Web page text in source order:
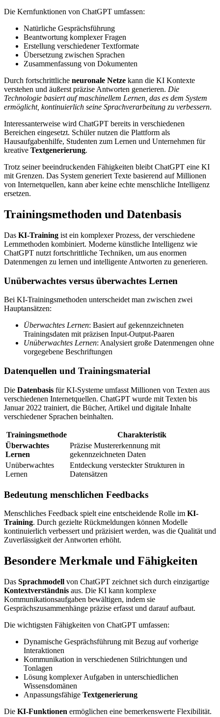
Die Kernfunktionen von ChatGPT umfassen:
Natürliche Gesprächsführung
Beantwortung komplexer Fragen
Erstellung verschiedener Textformate
Übersetzung zwischen Sprachen
Zusammenfassung von Dokumenten
Durch fortschrittliche neuronale Netze kann die KI Kontexte
verstehen und äußerst präzise Antworten generieren. Die
Technologie basiert auf maschinellem Lernen, das es dem System
ermöglicht, kontinuierlich seine Sprachverarbeitung zu verbessern.
Interessanterweise wird ChatGPT bereits in verschiedenen
Bereichen eingesetzt. Schüler nutzen die Plattform als
Hausaufgabenhilfe, Studenten zum Lernen und Unternehmen für
kreative Textgenerierung.
Trotz seiner beeindruckenden Fähigkeiten bleibt ChatGPT eine KI
mit Grenzen. Das System generiert Texte basierend auf Millionen
von Internetquellen, kann aber keine echte menschliche Intelligenz
ersetzen.
Trainingsmethoden und Datenbasis
Das KI-Training ist ein komplexer Prozess, der verschiedene
Lernmethoden kombiniert. Moderne künstliche Intelligenz wie
ChatGPT nutzt fortschrittliche Techniken, um aus enormen
Datenmengen zu lernen und intelligente Antworten zu generieren.
Unüberwachtes versus überwachtes Lernen
Bei KI-Trainingsmethoden unterscheidet man zwischen zwei
Hauptansätzen:
Überwachtes Lernen: Basiert auf gekennzeichneten
Trainingsdaten mit präzisen Input-Output-Paaren
Unüberwachtes Lernen: Analysiert große Datenmengen ohne
vorgegebene Beschriftungen
Datenquellen und Trainingsmaterial
Die Datenbasis für KI-Systeme umfasst Millionen von Texten aus
verschiedenen Internetquellen. ChatGPT wurde mit Texten bis
Januar 2022 trainiert, die Bücher, Artikel und digitale Inhalte
verschiedener Sprachen beinhalten.
Trainingsmethode
Charakteristik
Überwachtes
Lernen
Präzise Mustererkennung mit
gekennzeichneten Daten
Unüberwachtes
Lernen
Entdeckung versteckter Strukturen in
Datensätzen
Bedeutung menschlichen Feedbacks
Menschliches Feedback spielt eine entscheidende Rolle im KI-
Training. Durch gezielte Rückmeldungen können Modelle
kontinuierlich verbessert und präzisiert werden, was die Qualität und
Zuverlässigkeit der Antworten erhöht.
Besondere Merkmale und Fähigkeiten
Das Sprachmodell von ChatGPT zeichnet sich durch einzigartige
Kontextverständnis aus. Die KI kann komplexe
Kommunikationsaufgaben bewältigen, indem sie
Gesprächszusammenhänge präzise erfasst und darauf aufbaut.
Die wichtigsten Fähigkeiten von ChatGPT umfassen:
Dynamische Gesprächsführung mit Bezug auf vorherige
Interaktionen
Kommunikation in verschiedenen Stilrichtungen und
Tonlagen
Lösung komplexer Aufgaben in unterschiedlichen
Wissensdomänen
Anpassungsfähige Textgenerierung
Die KI-Funktionen ermöglichen eine bemerkenswerte Flexibilität.